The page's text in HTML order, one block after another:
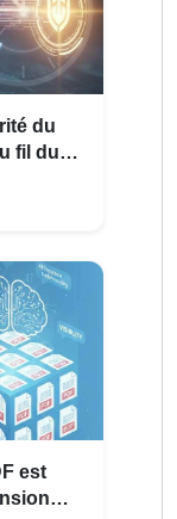
du
fil du
est